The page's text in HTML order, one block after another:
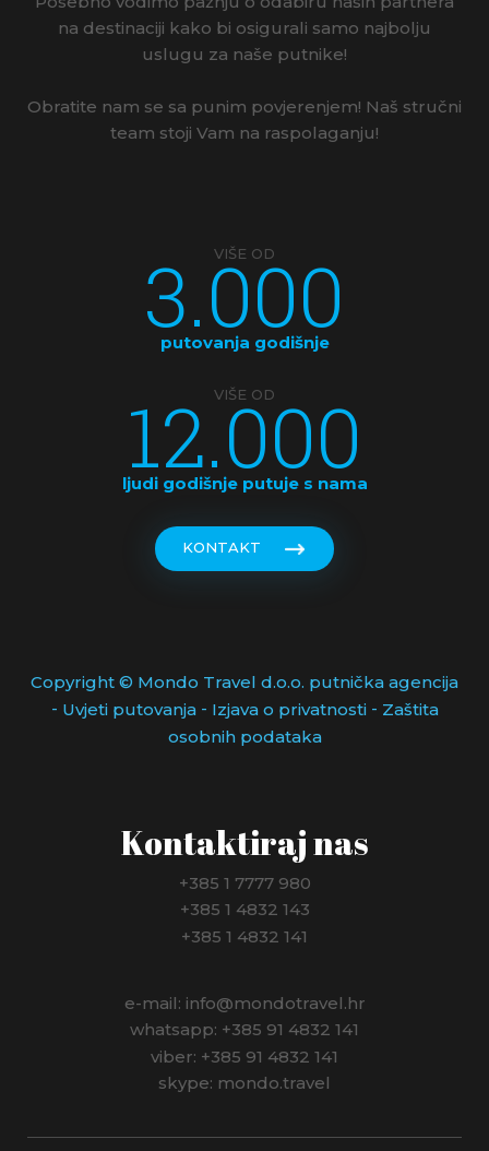
na destinaciji kako bi osigurali samo najbolju
uslugu za naše putnike!
Obratite nam se sa punim povjerenjem! Naš stručni
team stoji Vam na raspolaganju!
VIŠE OD
3.000
putovanja godišnje
VIŠE OD
12.000
ljudi godišnje putuje s nama
KONTAKT
Copyright © Mondo Travel d.o.o. putnička agencija
- Uvjeti putovanja- Izjava o privatnosti- Zaštita
osobnih podataka
Kontaktiraj nas
+385 1 7777 980
+385 1 4832 143
+385 1 4832 141
e-mail: info@mondotravel.hr
whatsapp: +385 91 4832 141
viber: +385 91 4832 141
skype: mondo.travel